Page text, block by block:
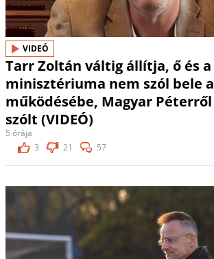
VIDEÓ
Tarr Zoltán váltig állítja, ő és a
minisztériuma nem szól bele
működésébe, Magyar Péterről
szólt (VIDEÓ)
5 órája
3
21 57